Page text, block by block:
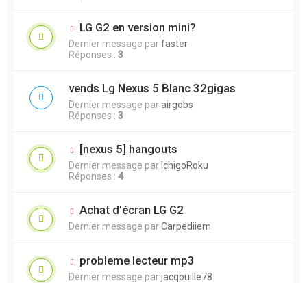
LG G2 en version mini?
Dernier message parfaster
Réponses : 3
vends Lg Nexus 5 Blanc 32gigas
Dernier message parairgobs
Réponses : 3
[nexus 5] hangouts
Dernier message par IchigoRoku
Réponses : 4
Achat d'écran LG G2
Dernier message parCarpediiem
probleme lecteur mp3
Dernier message parjacqouille78